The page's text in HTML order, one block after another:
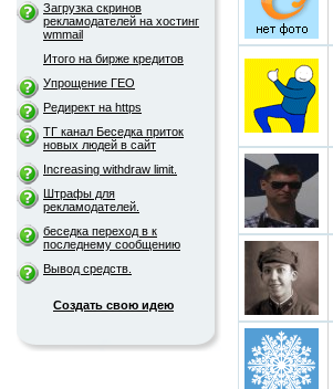
Загрузка скринов
рекламодателей на хостинг
wmmail
Итого на бирже кредитов
Упрощение ГЕО
Редирект на https
ТГ канал Беседка приток
новых людей в сайт
Increasing withdraw limit.
Штрафы для
рекламодателей.
беседка переход в к
последнему сообщению
Вывод средств.
Создать свою идею